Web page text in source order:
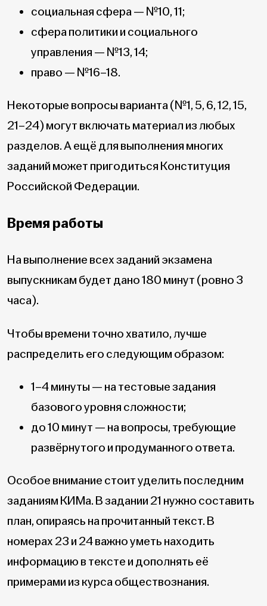
социальная сфера — №10, 11;
сфера политики и социального
управления — №13, 14;
право — №16–18.
Некоторые вопросы варианта (№1, 5, 6, 12, 15,
21–24) могут включать материал из любых
разделов. А ещё для выполнения многих
заданий может пригодиться Конституция
Российской Федерации.
Время работы
На выполнение всех заданий экзамена
выпускникам будет дано 180 минут (ровно 3
часа).
Чтобы времени точно хватило, лучше
распределить его следующим образом:
1–4 минуты — на тестовые задания
базового уровня сложности;
до 10 минут — на вопросы, требующие
развёрнутого и продуманного ответа.
Особое внимание стоит уделить последним
заданиям КИМа. В задании 21 нужно составить
план, опираясь на прочитанный текст. В
номерах 23 и 24 важно уметь находить
информацию в тексте и дополнять её
примерами из курса обществознания.